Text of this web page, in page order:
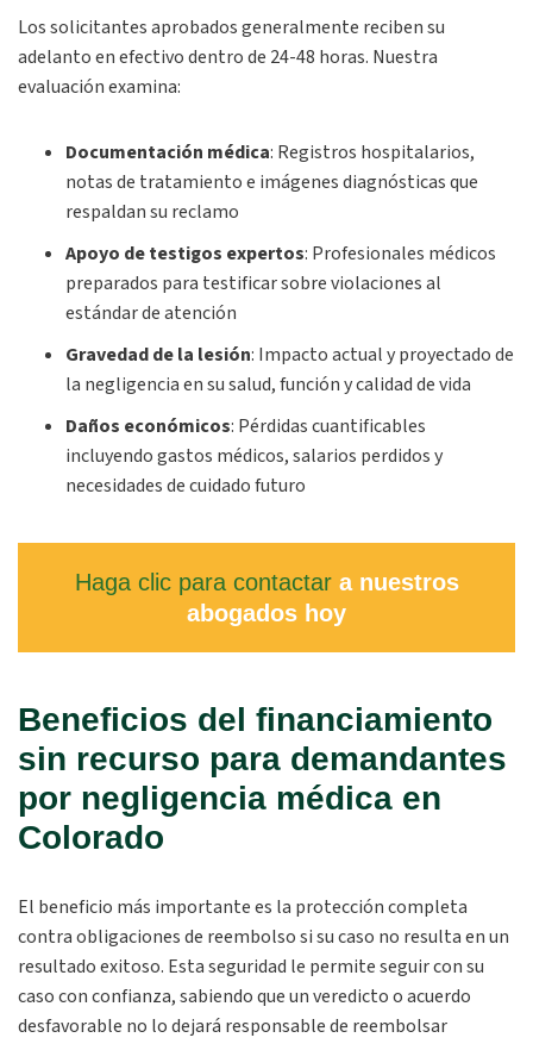
Los solicitantes aprobados generalmente reciben su
adelanto en efectivo dentro de 24-48 horas. Nuestra
evaluación examina:
Documentación médica: Registros hospitalarios,
notas de tratamiento e imágenes diagnósticas que
respaldan su reclamo
Apoyo de testigos expertos: Profesionales médicos
preparados para testificar sobre violaciones al
estándar de atención
Gravedad de la lesión: Impacto actual y proyectado de
la negligencia en su salud, función y calidad de vida
Daños económicos: Pérdidas cuantificables
incluyendo gastos médicos, salarios perdidos y
necesidades de cuidado futuro
Haga clic para contactara nuestros
abogados hoy
Beneficios del financiamiento
sin recurso para demandantes
por negligencia médica en
Colorado
El beneficio más importante es la protección completa
contra obligaciones de reembolso si su caso no resulta en un
resultado exitoso. Esta seguridad le permite seguir con su
caso con confianza, sabiendo que un veredicto o acuerdo
desfavorable no lo dejará responsable de reembolsar